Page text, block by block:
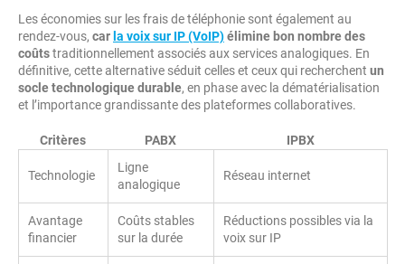
Les économies sur les frais de téléphonie sont également au
rendez-vous, car la voix sur IP (VoIP)élimine bon nombre des
coûtstraditionnellement associés aux services analogiques. En
définitive, cette alternative séduit celles et ceux qui recherchent un
socle technologique durable, en phase avec la dématérialisation
et l’importance grandissante des plateformes collaboratives.
Critères PABX IPBX
Technologie
Ligne
analogique
Réseau internet
Avantage
financier
Coûts stables
sur la durée
Réductions possibles via la
voix sur IP